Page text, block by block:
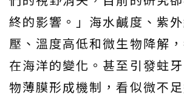
終的影響。」海水鹹度、紫
壓、溫度高低和微生物降解
在海洋的變化。甚至引發蛀
物薄膜形成機制，看似微不